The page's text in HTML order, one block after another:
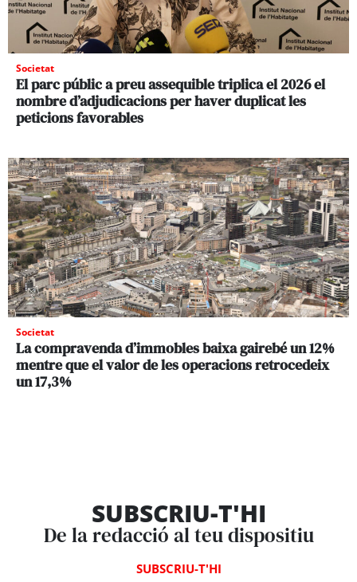
Societat
El parc públic a preu assequible triplica el 2026 el
nombre d’adjudicacions per haver duplicat les
peticions favorables
Societat
La compravenda d’immobles baixa gairebé un 12%
mentre que el valor de les operacions retrocedeix
un 17,3%
SUBSCRIU-T'HI
De la redacció al teu dispositiu
SUBSCRIU-T'HI